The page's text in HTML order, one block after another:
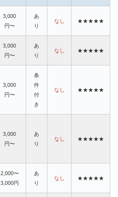
3,000
円〜
あ
り
なし ★★★★★
3,000
円〜
あ
り
なし ★★★★★
3,000
円〜
条
件
付
き
なし ★★★★★
3,000
円〜
あ
り
なし ★★★★★
2,000〜
3,000円
あ
り
なし ★★★★★